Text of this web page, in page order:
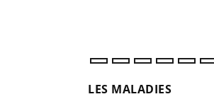
LES MALADIES